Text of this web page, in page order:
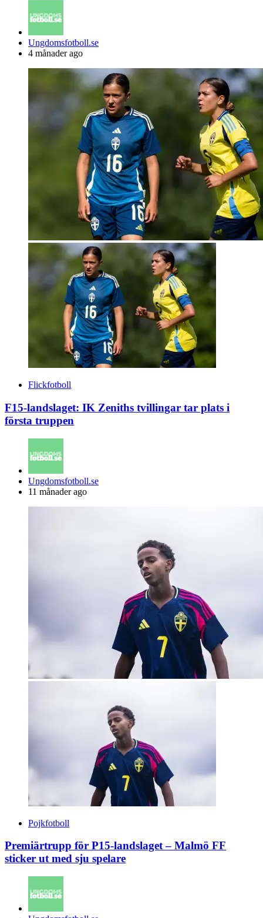
Posted
by
Ungdomsfotboll.se
4 månader ago
Flickfotboll
F15-landslaget: IK Zeniths tvillingar tar plats i
första truppen
Posted
by
Ungdomsfotboll.se
11 månader ago
Pojkfotboll
Premiärtrupp för P15-landslaget – Malmö FF
sticker ut med sju spelare